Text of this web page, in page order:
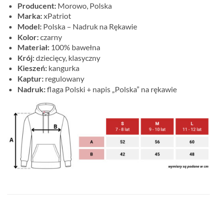
Producent:Morowo, Polska
Marka:xPatriot
Model:Polska – Nadruk na Rękawie
Kolor:czarny
Materiał:100% bawełna
Krój:dziecięcy, klasyczny
Kieszeń:kangurka
Kaptur:regulowany
Nadruk:flaga Polski + napis „Polska” na rękawie